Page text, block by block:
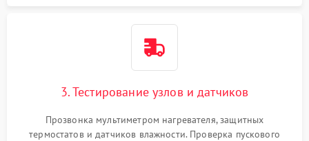
3. Тестирование узлов и датчиков
Прозвонка мультиметром нагревателя, защитных
термостатов и датчиков влажности. Проверка пускового